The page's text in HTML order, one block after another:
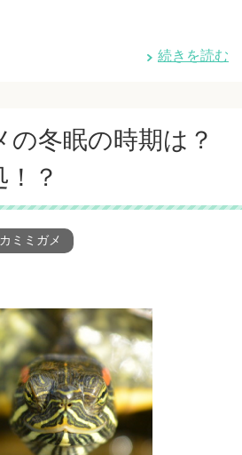
続きを読む
の冬眠の時期は？
？
ミミガメ